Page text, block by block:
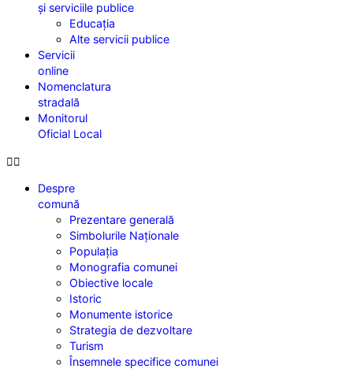
și serviciile publice
Educația
Alte servicii publice
Servicii
online
Nomenclatura
stradală
Monitorul
Oficial Local
Despre
comună
Prezentare generală
Simbolurile Naționale
Populația
Monografia comunei
Obiective locale
Istoric
Monumente istorice
Strategia de dezvoltare
Turism
Însemnele specifice comunei